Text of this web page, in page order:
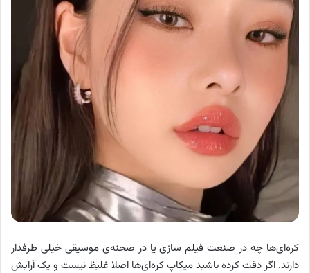
کره‌ای‌ها چه در صنعت فیلم سازی یا در صحنه‌ی موسیقی خیلی طرفدار
دارند. اگر دقت کرده باشید میکاپ کره‌ای‌ها اصلا غلیظ نیست و یک آرایش